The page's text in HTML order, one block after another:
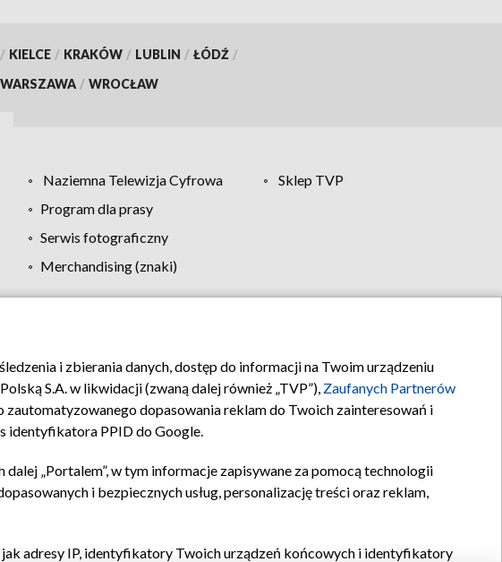
/ KIELCE / KRAKÓW / LUBLIN / ŁÓDŹ /
WARSZAWA / WROCŁAW
Naziemna Telewizja Cyfrowa
Sklep TVP
Program dla prasy
Serwis fotograficzny
Merchandising (znaki)
Biuro reklamy Kontakt
i zbierania danych, dostęp do informacji na Twoim urządzeniu
S.A. w likwidacji (zwaną dalej również „TVP”), Zaufanych Partnerów
zautomatyzowanego dopasowania reklam do Twoich zainteresowań i
identyfikatora PPID do Google.
dalej „Portalem”, w tym informacje zapisywane za pomocą technologii
i bezpiecznych usług, personalizację treści oraz reklam,
adresy IP, identyfikatory Twoich urządzeń końcowych i identyfikatory